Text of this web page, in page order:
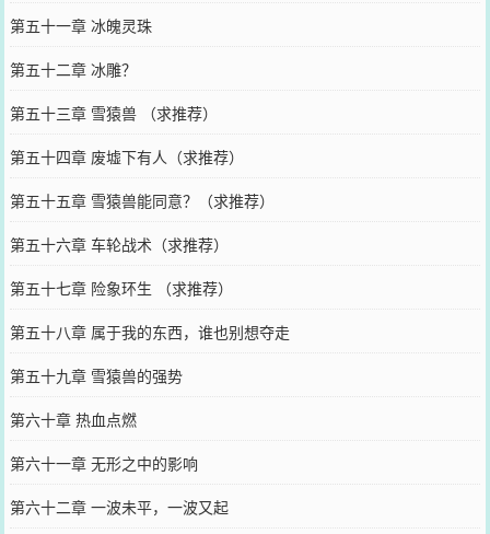
第五十一章 冰魄灵珠
第五十二章 冰雕？
第五十三章 雪猿兽 （求推荐）
第五十四章 废墟下有人（求推荐）
第五十五章 雪猿兽能同意？（求推荐）
第五十六章 车轮战术（求推荐）
第五十七章 险象环生 （求推荐）
第五十八章 属于我的东西，谁也别想夺走
第五十九章 雪猿兽的强势
第六十章 热血点燃
第六十一章 无形之中的影响
第六十二章 一波未平，一波又起